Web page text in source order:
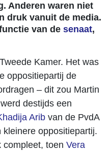
Anderen waren niet
druk vanuit de media.
van de senaat,
Kamer. Het was
oppositiepartij de
– dit zou Martin
destijds een
Arib van de PvdA
oppositiepartij.
compleet, toen Vera